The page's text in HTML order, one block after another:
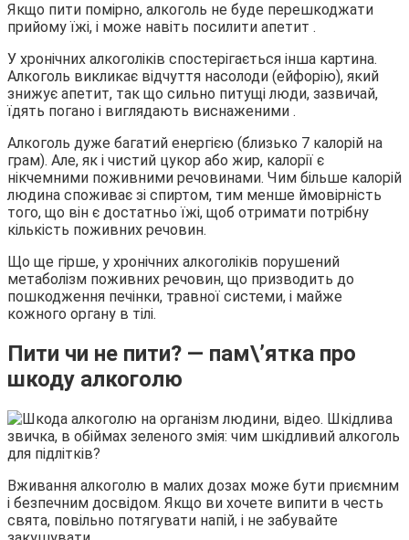
Якщо пити помірно, алкоголь не буде перешкоджати
прийому їжі, і може навіть посилити апетит .
У хронічних алкоголіків спостерігається інша картина.
Алкоголь викликає відчуття насолоди (ейфорію), який
знижує апетит, так що сильно питущі люди, зазвичай,
їдять погано і виглядають виснаженими .
Алкоголь дуже багатий енергією (близько 7 калорій на
грам). Але, як і чистий цукор або жир, калорії є
нікчемними поживними речовинами. Чим більше калорій
людина споживає зі спиртом, тим менше ймовірність
того, що він є достатньо їжі, щоб отримати потрібну
кількість поживних речовин.
Що ще гірше, у хронічних алкоголіків порушений
метаболізм поживних речовин, що призводить до
пошкодження печінки, травної системи, і майже
кожного органу в тілі.
Пити чи не пити? — пам\’ятка про
шкоду алкоголю
Вживання алкоголю в малих дозах може бути приємним
і безпечним досвідом. Якщо ви хочете випити в честь
свята, повільно потягувати напій, і не забувайте